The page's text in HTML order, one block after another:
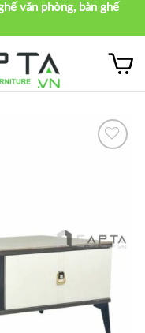
văn phòng, bàn ghế